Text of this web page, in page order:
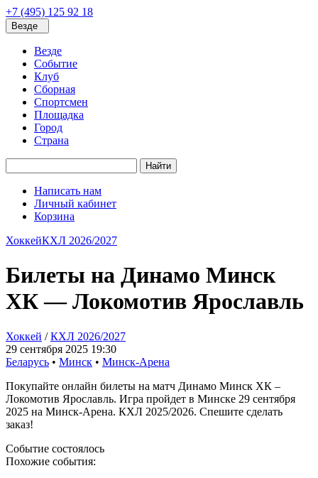
+7 (495) 125 92 18
Везде
Везде
Событие
Клуб
Сборная
Спортсмен
Площадка
Город
Страна
Найти
Написать нам
Личный кабинет
Корзина
ХоккейКХЛ 2026/2027
Билеты на Динамо Минск
ХК — Локомотив Ярославль
Хоккей /КХЛ 2026/2027
29 сентября 2025 19:30
Беларусь • Минск • Минск-Арена
Покупайте онлайн билеты на матч Динамо Минск ХК –
Локомотив Ярославль. Игра пройдет в Минске 29 сентября
2025 на Минск-Арена. КХЛ 2025/2026. Спешите сделать
заказ!
Событие состоялось
Похожие события: